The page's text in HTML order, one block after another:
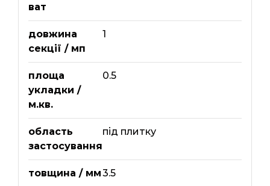
ват
довжина
секції / мп
1
площа
укладки /
м.кв.
0.5
область
застосування
під плитку
товщина / мм3.5